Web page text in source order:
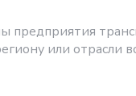
предприятия
или отрасли